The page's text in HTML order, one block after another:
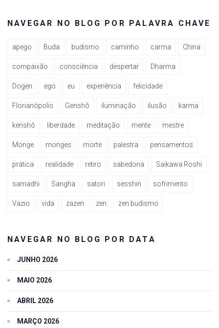
NAVEGAR NO BLOG POR PALAVRA CHAVE
apego Buda budismo caminho carma China
compaixão consciência despertar Dharma
Dogen ego eu experiência felicidade
Florianópolis Genshô iluminação ilusão karma
kenshô liberdade meditação mente mestre
Monge monges morte palestra pensamentos
prática realidade retiro sabedoria Saikawa Roshi
samadhi Sangha satori sesshin sofrimento
Vazio vida zazen zen zen budismo
NAVEGAR NO BLOG POR DATA
JUNHO 2026
MAIO 2026
ABRIL 2026
MARÇO 2026